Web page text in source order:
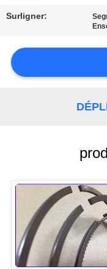
NOUS
DEMANDEZ
DU
PRIVACY
POLICY
Surligner: